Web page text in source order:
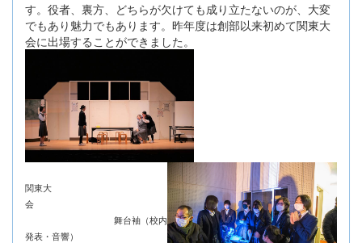
す。役者、裏方、どちらが欠けても成り立たないのが、大変
でもあり魅力でもあります。昨年度は創部以来初めて関東大
会に出場することができました。
関東大
会
舞台袖（校内
発表・音響）